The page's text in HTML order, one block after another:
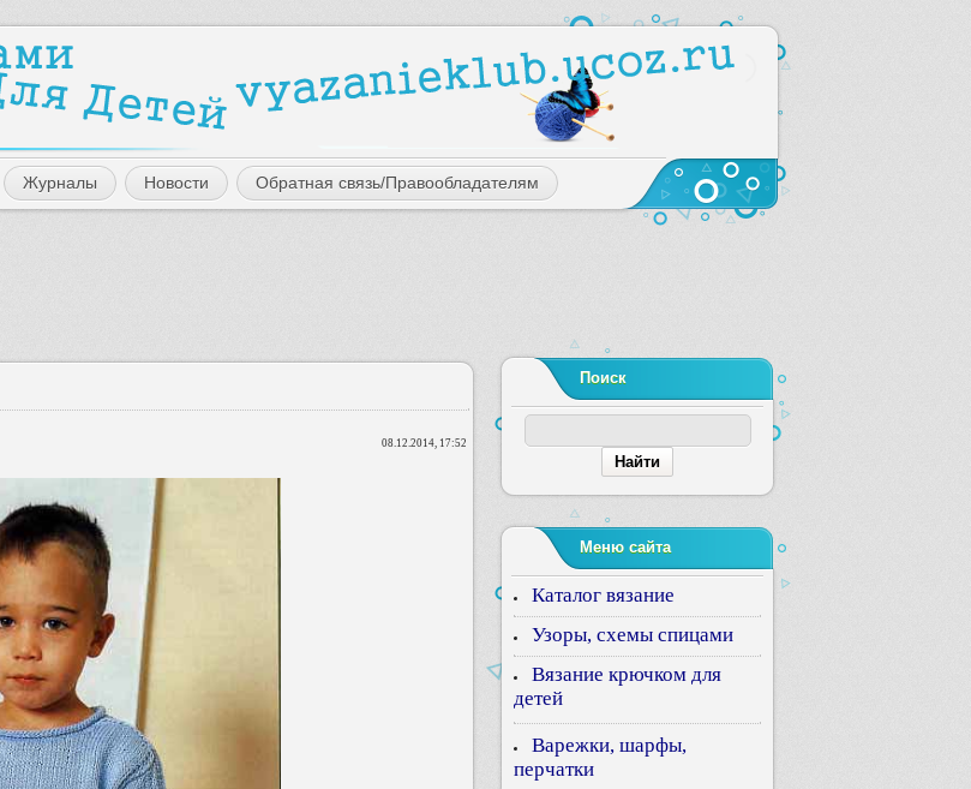
Журналы Новости Обратная связь/Правообладателям
08.12.2014, 17:52
Поиск
Меню сайта
Каталог вязание
Узоры, схемы спицами
Вязание крючком для
детей
Варежки, шарфы,
перчатки